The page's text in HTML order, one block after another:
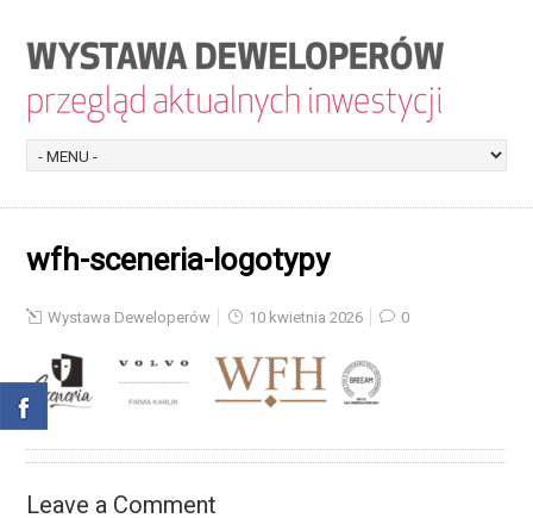
wfh-sceneria-logotypy
Wystawa Deweloperów 10 kwietnia 2026 0
Leave a Comment